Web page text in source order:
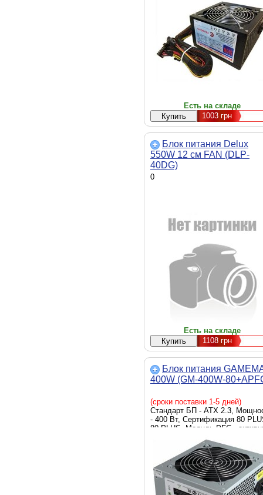
3, Тип охлаждения -
Диаметр вентиляторов -
Есть на складе
1003 грн
Блок питания Delux
550W 12 см FAN (DLP-
40DG)
0
Есть на складе
1108грн
Блок питания
400W (GM-400W-
(сроки поставки 1-5 дней)
Стандарт БП - ATX 2.3,
- 400 Вт, Сертификация 80
80 PLUS, Модуль PFC -
- 20+4 pin, Подключение
видеокарты - отсутствует,
Количество разъемов SATA - 2,
Количество разъемов
2, Тип охлаждения -
Диаметр вентиляторов -